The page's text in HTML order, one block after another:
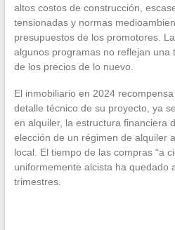
altos costos de construcción,
tensionadas y normas
presupuestos de los promotores.
algunos programas no reflejan una
de los precios de lo nuevo.
El inmobiliario en 2024
detalle técnico de su proyecto, ya
en alquiler, la estructura financiera
elección de un régimen de alquiler
local. El tiempo de las compras “a
uniformemente alcista ha quedado
trimestres.